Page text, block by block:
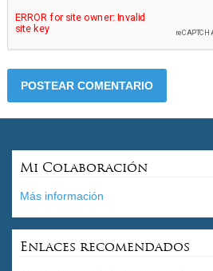
Mi Colaboración
Más información
Enlaces recomendados